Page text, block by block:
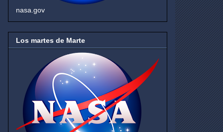
nasa.gov
Los martes de Marte